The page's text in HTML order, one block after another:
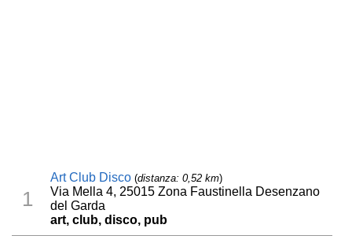
1
Art Club Disco (distanza: 0,52 km)
Via Mella 4, 25015 Zona Faustinella Desenzano
del Garda
art, club, disco, pub